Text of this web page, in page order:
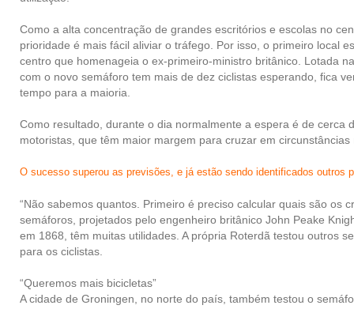
Como a alta concentração de grandes escritórios e escolas no
prioridade é mais fácil aliviar o tráfego. Por isso, o primeiro local
centro que homenageia o ex-primeiro-ministro britânico. Lotada
com o novo semáforo tem mais de dez ciclistas esperando, fica
tempo para a maioria.
Como resultado, durante o dia normalmente a espera é de
motoristas, que têm maior margem para cruzar em
O sucesso superou as previsões, e já estão sendo identificados outros
“Não sabemos quantos. Primeiro é preciso calcular quais são os
semáforos, projetados pelo engenheiro britânico John Peake
em 1868, têm muitas utilidades. A própria Roterdã testou outros
para os ciclistas.
“Queremos mais bicicletas”
A cidade de Groningen, no norte do país, também testou o